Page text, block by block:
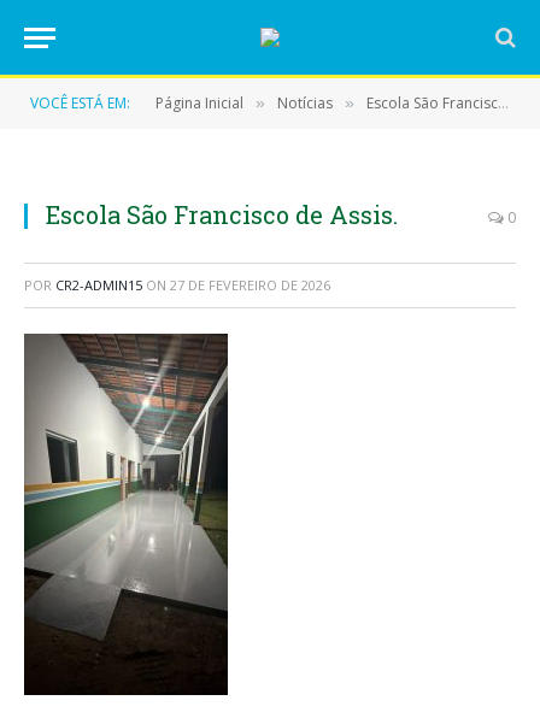
VOCÊ ESTÁ EM: Página Inicial » Notícias » Escola São Francisco de Assis no PA Santa Maria recebe melhorias estruturais em Eldorado do Carajás
Escola São Francisco de Assis. 0
POR CR2-ADMIN15 ON 27 DE FEVEREIRO DE 2026